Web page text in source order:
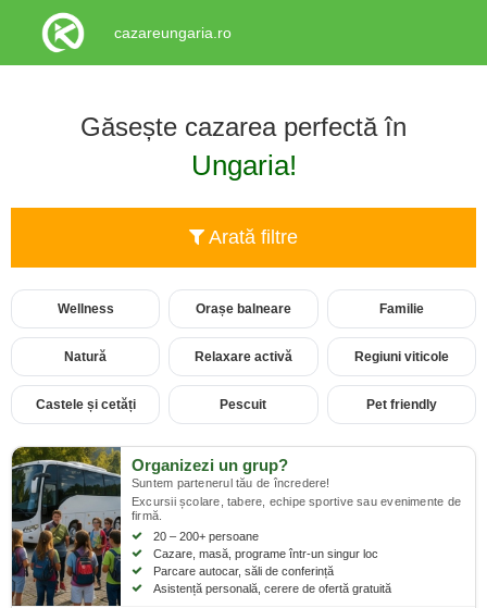
Găsește cazarea perfectă în
Ungaria!
Arată filtre
Wellness Orașe balneare Familie
Natură Relaxare activă Regiuni viticole
Castele și cetăți Pescuit Pet friendly
Organizezi un grup?
Suntem partenerul tău de încredere!
Excursii școlare, tabere, echipe sportive sau evenimente de
firmă.
20 – 200+ persoane
Cazare, masă, programe într-un singur loc
Parcare autocar, săli de conferință
Asistență personală, cerere de ofertă gratuită
cazareungaria.ro